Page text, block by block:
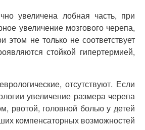
увеличена лобная часть, при
увеличение мозгового черепа,
не только не соответствует
стойкой гипертермией,
отсутствуют. Если
увеличение размера черепа
рвотой, головной болью у детей
компенсаторных возможностей